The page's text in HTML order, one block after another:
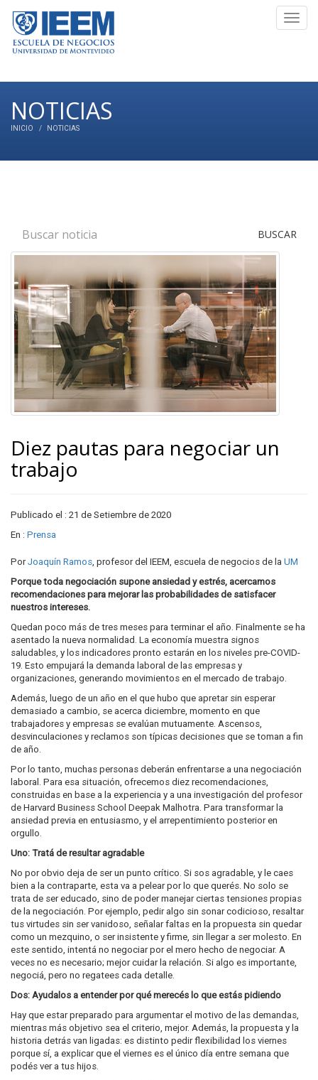
NOTICIAS
INICIO NOTICIAS
BUSCAR
Diez pautas para negociar un
trabajo
Publicado el : 21 de Setiembre de 2020
En : Prensa
PorJoaquín Ramos, profesor del IEEM, escuela de negocios de la UM
Porque toda negociación supone ansiedad y estrés, acercamos
recomendaciones para mejorar las probabilidades de satisfacer
nuestros intereses.
Quedan poco más de tres meses para terminar el año. Finalmente se ha
asentado la nueva normalidad. La economía muestra signos
saludables, y los indicadores pronto estarán en los niveles pre-COVID-
19. Esto empujará la demanda laboral de las empresas y
organizaciones, generando movimientos en el mercado de trabajo.
Además, luego de un año en el que hubo que apretar sin esperar
demasiado a cambio, se acerca diciembre, momento en que
trabajadores y empresas se evalúan mutuamente. Ascensos,
desvinculaciones y reclamos son típicas decisiones que se toman a fin
de año.
Por lo tanto, muchas personas deberán enfrentarse a una negociación
laboral. Para esa situación, ofrecemos diez recomendaciones,
construidas en base a la experiencia y a una investigación del profesor
de Harvard Business School Deepak Malhotra. Para transformar la
ansiedad previa en entusiasmo, y el arrepentimiento posterior en
orgullo.
Uno: Tratá de resultar agradable
No por obvio deja de ser un punto crítico. Si sos agradable, y le caes
bien a la contraparte, esta va a pelear por lo que querés. No solo se
trata de ser educado, sino de poder manejar ciertas tensiones propias
de la negociación. Por ejemplo, pedir algo sin sonar codicioso, resaltar
tus virtudes sin ser vanidoso, señalar faltas en la propuesta sin quedar
como un mezquino, o ser insistente y firme, sin llegar a ser molesto. En
este sentido, intentá no negociar por el mero hecho de negociar. A
veces no es necesario; mejor cuidar la relación. Si algo es importante,
negociá, pero no regatees cada detalle.
Dos: Ayudalos a entender por qué merecés lo que estás pidiendo
Hay que estar preparado para argumentar el motivo de las demandas,
mientras más objetivo sea el criterio, mejor. Además, la propuesta y la
historia detrás van ligadas: es distinto pedir flexibilidad los viernes
porque sí, a explicar que el viernes es el único día entre semana que
podés ver a tus hijos.